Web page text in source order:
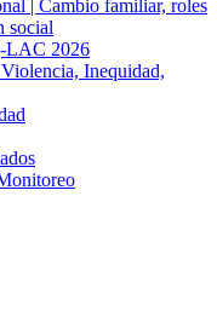
| Cambio familiar, roles
social
LAC 2026
Inequidad,